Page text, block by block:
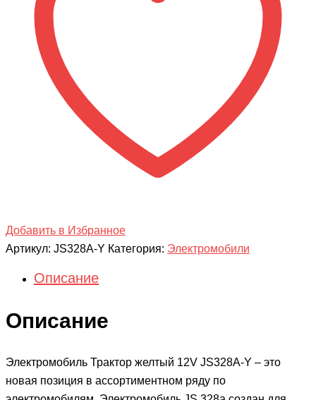
Добавить в Избранное
Артикул: JS328A-Y Категория: Электромобили
Описание
Описание
Электромобиль Трактор желтый 12V JS328A-Y – это
новая позиция в ассортиментном ряду по